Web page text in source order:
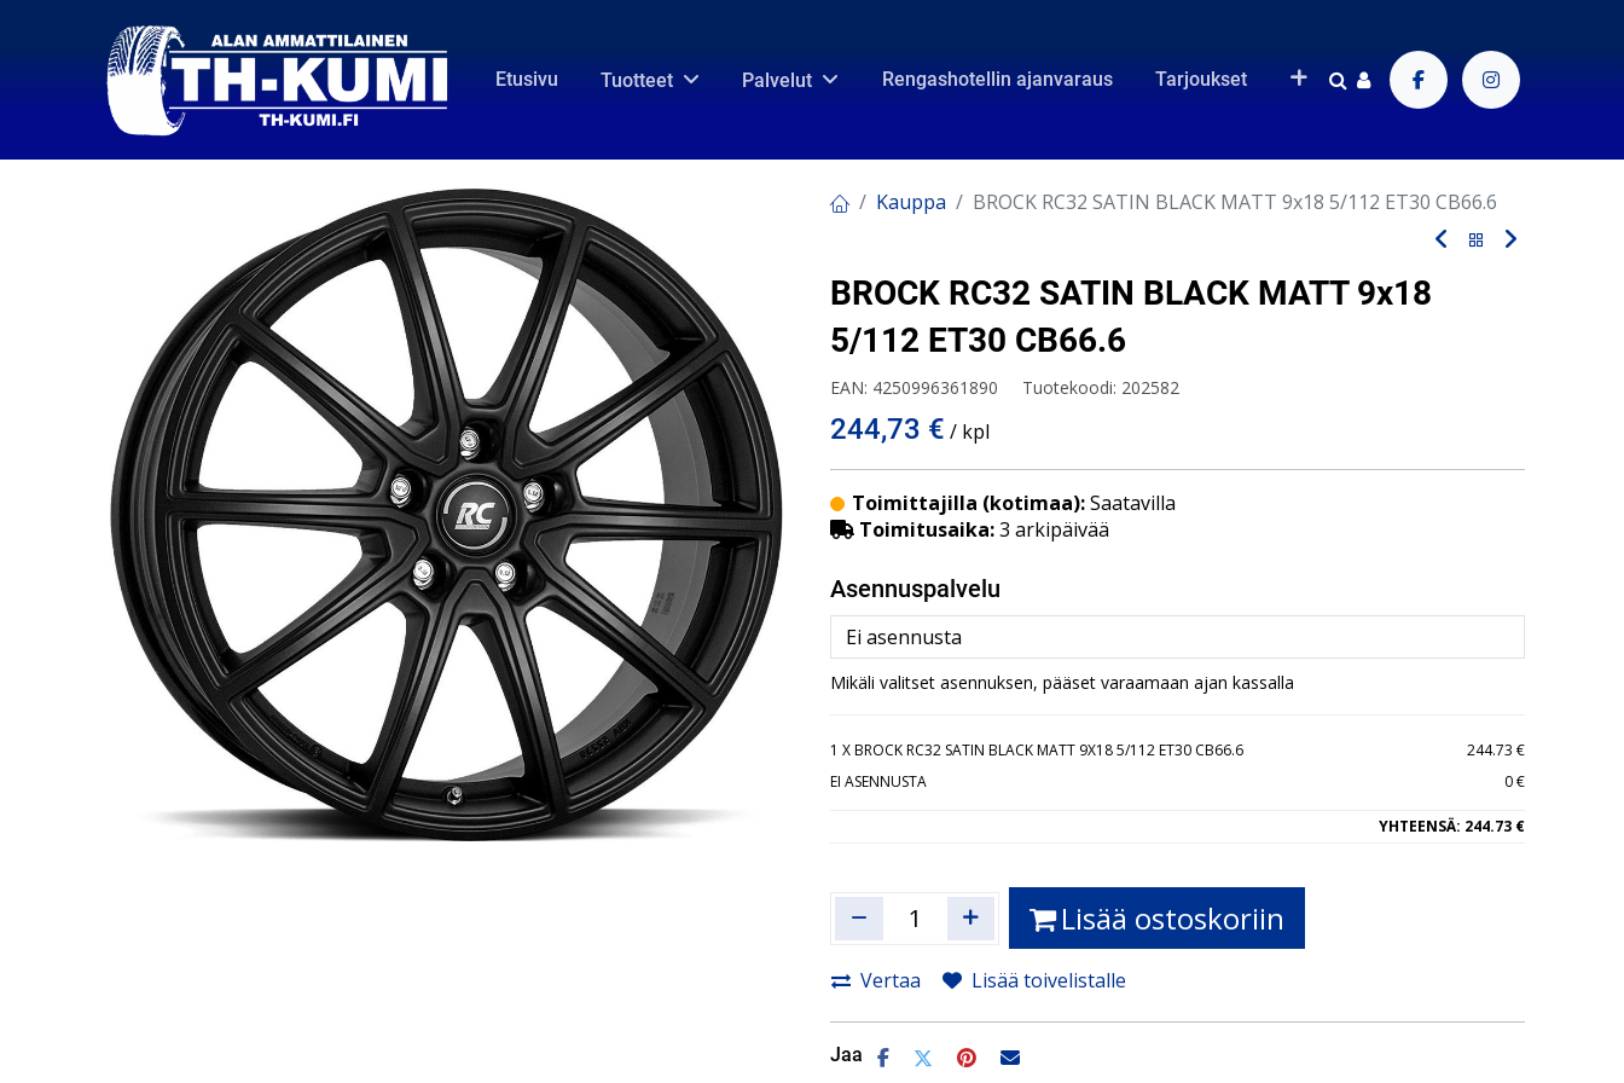
Etusivu Tuotteet Palvelut Rengashotellin ajanvaraus Tarjoukset
Kauppa BROCK RC32 SATIN BLACK MATT 9x18 5/112 ET30 CB66.6
BROCK RC32 SATIN BLACK MATT 9x18
5/112 ET30 CB66.6
EAN: 4250996361890 Tuotekoodi: 202582
244,73 € / kpl
Toimittajilla (kotimaa):Saatavilla
Toimitusaika:3 arkipäivää
Asennuspalvelu
Mikäli valitset asennuksen, pääset varaamaan ajan kassalla
1 X BROCK RC32 SATIN BLACK MATT 9X18 5/112 ET30 CB66.6
244.73 €
EI ASENNUSTA
0 €
YHTEENSÄ: 244.73 €
Lisää ostoskoriin
Vertaa Lisää toivelistalle
Jaa